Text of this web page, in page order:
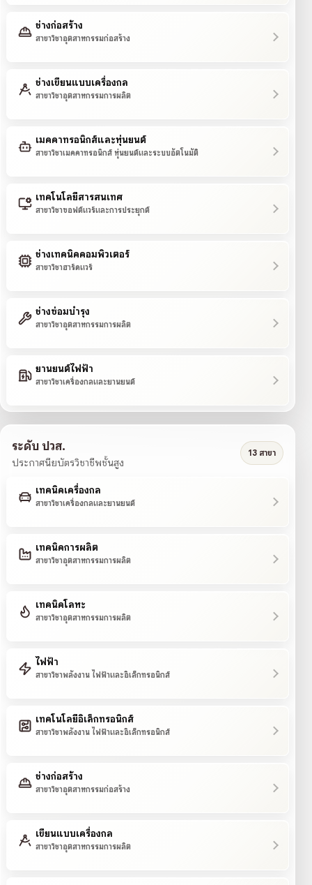
ช่างก่อสร้าง
สาขาวิชาอุตสาหกรรมก่อสร้าง
ช่างเขียนแบบเครื่องกล
สาขาวิชาอุตสาหกรรมการผลิต
เมคคาทรอนิกส์และหุ่นยนต์
สาขาวิชาเมคคาทรอนิกส์ หุ่นยนต์และระบบอัตโนมัติ
เทคโนโลยีสารสนเทศ
สาขาวิชาซอฟต์แวร์และการประยุกต์
ช่างเทคนิคคอมพิวเตอร์
สาขาวิชาฮาร์ดแวร์
ช่างซ่อมบำรุง
สาขาวิชาอุตสาหกรรมการผลิต
ยานยนต์ไฟฟ้า
สาขาวิชาเครื่องกลและยานยนต์
ระดับ ปวส.
ประกาศนียบัตรวิชาชีพชั้นสูง
13 สาขา
เทคนิคเครื่องกล
สาขาวิชาเครื่องกลและยานยนต์
เทคนิคการผลิต
สาขาวิชาอุตสาหกรรมการผลิต
เทคนิคโลหะ
สาขาวิชาอุตสาหกรรมการผลิต
ไฟฟ้า
สาขาวิชาพลังงาน ไฟฟ้าและอิเล็กทรอนิกส์
เทคโนโลยีอิเล็กทรอนิกส์
สาขาวิชาพลังงาน ไฟฟ้าและอิเล็กทรอนิกส์
ช่างก่อสร้าง
สาขาวิชาอุตสาหกรรมก่อสร้าง
เขียนแบบเครื่องกล
สาขาวิชาอุตสาหกรรมการผลิต